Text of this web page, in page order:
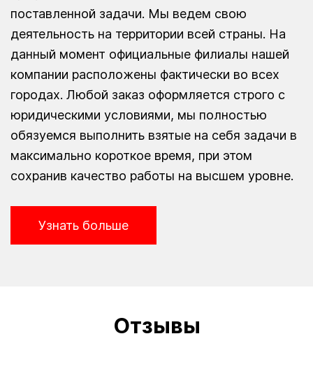
поставленной задачи. Мы ведем свою
деятельность на территории всей страны. На
данный момент официальные филиалы нашей
компании расположены фактически во всех
городах. Любой заказ оформляется строго с
юридическими условиями, мы полностью
обязуемся выполнить взятые на себя задачи в
максимально короткое время, при этом
сохранив качество работы на высшем уровне.
Узнать больше
Отзывы